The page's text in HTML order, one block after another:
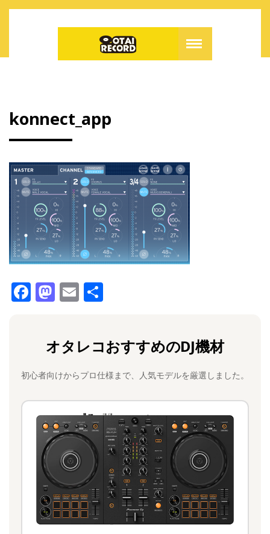
konnect_app
F
b
o
o
k
M
o
d
o
n
E
l
オタレコおすすめのDJ機材
初心者向けからプロ仕様まで、人気モデルを厳選しました。